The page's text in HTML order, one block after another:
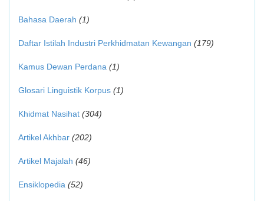
Bahasa Daerah (1)
Daftar Istilah Industri Perkhidmatan Kewangan (179)
Kamus Dewan Perdana (1)
Glosari Linguistik Korpus (1)
Khidmat Nasihat (304)
Artikel Akhbar (202)
Artikel Majalah (46)
Ensiklopedia (52)